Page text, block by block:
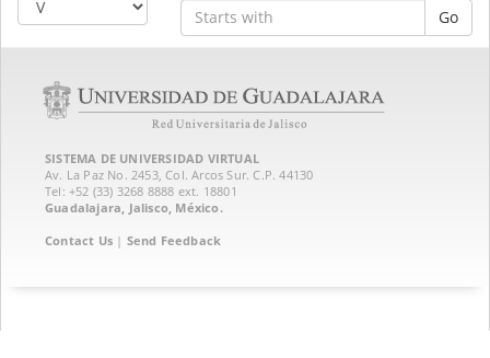
Go
SISTEMA DE UNIVERSIDAD VIRTUAL
Av. La Paz No. 2453, Col. Arcos Sur. C.P. 44130
Tel: +52 (33) 3268 8888‏ ext. 18801
Guadalajara, Jalisco, México.
Contact Us | Send Feedback